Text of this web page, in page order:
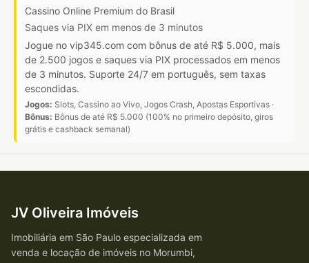
Cassino Online Premium do Brasil
Saques via PIX em menos de 3 minutos
Jogue no vip345.com com bônus de até R$ 5.000, mais
de 2.500 jogos e saques via PIX processados em menos
de 3 minutos. Suporte 24/7 em português, sem taxas
escondidas.
Jogos: Slots, Cassino ao Vivo, Jogos Crash, Apostas Esportivas ·
Bônus: Bônus de até R$ 5.000 (100% no primeiro depósito, giros
grátis e cashback semanal)
JV Oliveira Imóveis
Imobiliária em São Paulo especializada em
venda e locação de imóveis no Morumbi,